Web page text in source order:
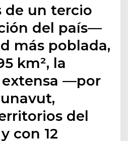
un tercio
del país—
más poblada,
km², la
—por
del
con 12